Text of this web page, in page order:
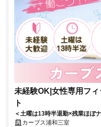
未経験OK|女性専用フ
ト
＜土曜は13時半退勤×残業ほぼ
カーブス浦和三室